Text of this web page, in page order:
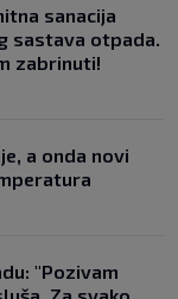
sanacija
sastava otpada.
zabrinuti!
a onda novi
"Pozivam